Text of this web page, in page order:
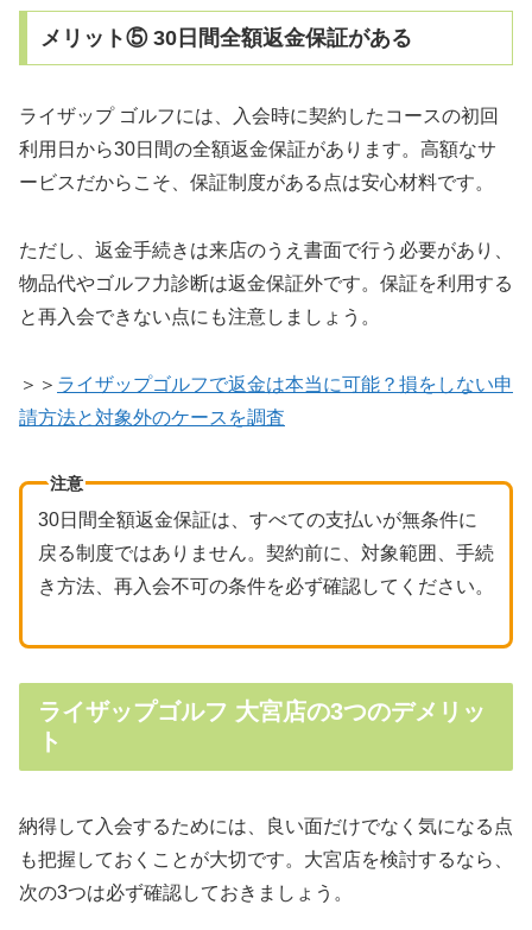
メリット⑤ 30日間全額返金保証がある
ライザップ ゴルフには、入会時に契約したコースの初回
利用日から30日間の全額返金保証があります。高額なサ
ービスだからこそ、保証制度がある点は安心材料です。
ただし、返金手続きは来店のうえ書面で行う必要があり、
物品代やゴルフ力診断は返金保証外です。保証を利用する
と再入会できない点にも注意しましょう。
＞＞ ライザップゴルフで返金は本当に可能？損をしない申
請方法と対象外のケースを調査
注意
30日間全額返金保証は、すべての支払いが無条件に
戻る制度ではありません。契約前に、対象範囲、手続
き方法、再入会不可の条件を必ず確認してください。
ライザップゴルフ 大宮店の3つのデメリッ
ト
納得して入会するためには、良い面だけでなく気になる点
も把握しておくことが大切です。大宮店を検討するなら、
次の3つは必ず確認しておきましょう。